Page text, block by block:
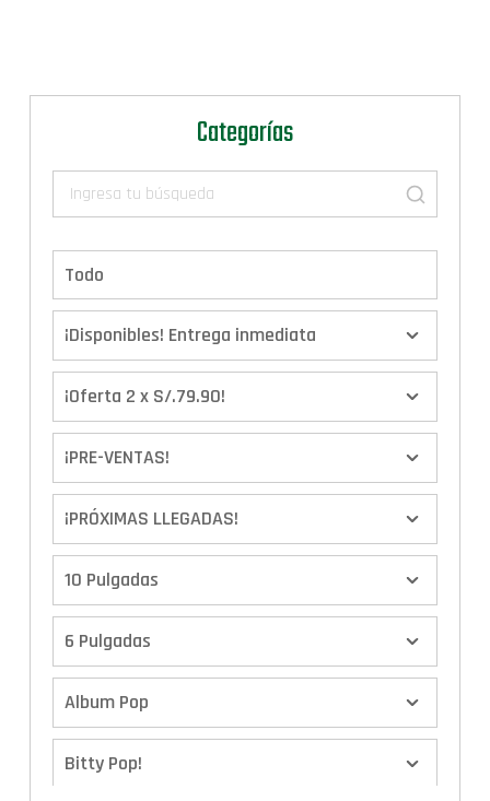
Categorías
Todo
¡Disponibles! Entrega inmediata
¡Oferta 2 x S/.79.90!
¡PRE-VENTAS!
¡PRÓXIMAS LLEGADAS!
10 Pulgadas
6 Pulgadas
Album Pop
Bitty Pop!